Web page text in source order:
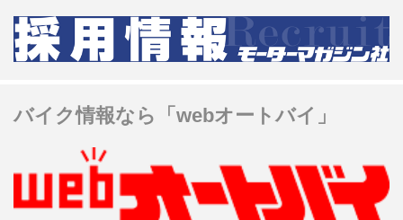
バイク情報なら「webオートバイ」